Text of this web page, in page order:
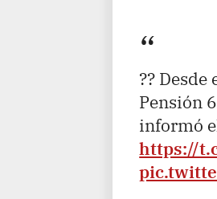
??
Pensión
informó
https://